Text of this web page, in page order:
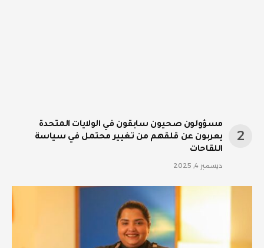
مسؤولون صحيون سابقون في الولايات المتحدة
يعربون عن قلقهم من تغيير محتمل في سياسة
اللقاحات
ديسمبر 4, 2025